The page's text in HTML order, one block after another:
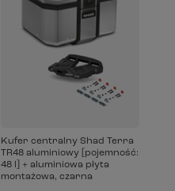
Kufer centralny Shad Terra
TR48 aluminiowy [pojemność:
48 l] + aluminiowa płyta
montażowa, czarna